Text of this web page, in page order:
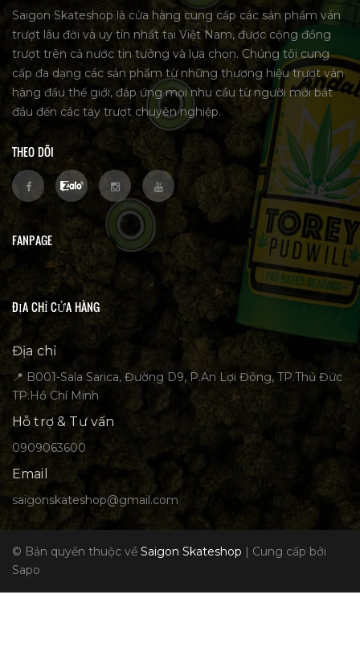
Saigon Skateshop là cửa hàng cung cấp các sản phẩm ván
trượt lâu đời và uy tín nhất tại Việt Nam, được cộng đồng
trượt trên cả nước tin tưởng và lựa chọn. Chúng tôi cung
cấp đa dạng các sản phẩm từ những thương hiệu trượt ván
hàng đầu thế giới, đáp ứng mọi nhu cầu từ người mới bắt
đầu đến các tay trượt chuyên nghiệp.
THEO DÕI
FANPAGE
ĐỊA CHỈ CỬA HÀNG
Địa chỉ
📍 B001-Sala Sarica, Đường D9, P.An Lợi Đông, TP.Thủ Đức
TP.Hồ Chí Minh
Hỗ trợ & Tư vấn
0909063600
Email
saigonskateshop@gmail.com
© Bản quyền thuộc về Saigon Skateshop | Cung cấp bởi
Sapo